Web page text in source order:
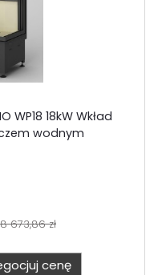
WP18 18kW Wkład
wodnym
673,86 zł
cenę